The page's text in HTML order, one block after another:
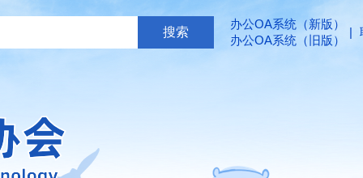
办公OA系统（新版）
办公OA系统（旧版）
|